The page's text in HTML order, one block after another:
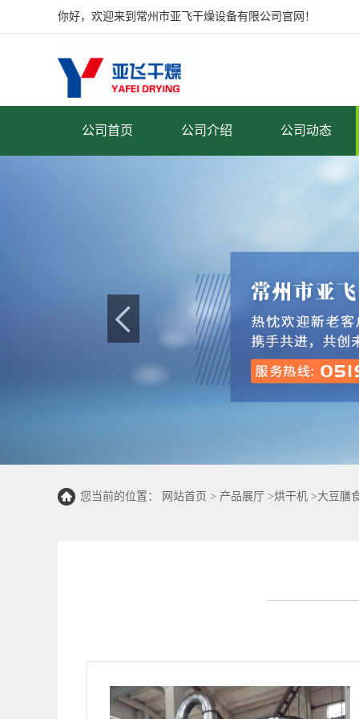
你好，欢迎来到常州市亚飞干燥设备有限公司官网！
公司首页 公司介绍 公司动态
您当前的位置： 网站首页 > 产品展厅 >烘干机 >大豆膳